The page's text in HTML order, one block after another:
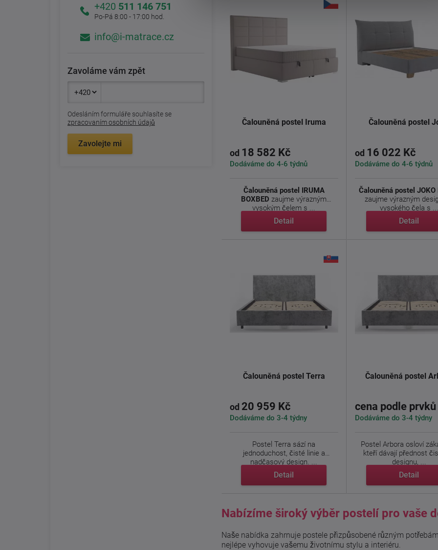
+420 511 146 751
Po-Pá 8:00 - 17:00 hod.
info@i-matrace.cz
Zavoláme vám zpět
Odesláním formuláře souhlasíte se
zpracovaním osobních údajů
Zavolejte mi
Čalouněná postel Iruma
od 18 582 Kč
Dodáváme do 4-6 týdnů
Čalouněná postel IRUMA
BOXBED zaujme výrazným
vysokým čelem s ...
Detail
Čalouněná postel
od 16 022 Kč
Dodáváme do 4-6 týdnů
Čalouněná postel JOKO
zaujme výrazným
vysokého čela s ...
Detail
Čalouněná postel Terra
od 20 959 Kč
Dodáváme do 3-4 týdny
Postel Terra sází na
jednoduchost, čisté linie a
nadčasový design. ...
Detail
Čalouněná postel
cena podle prvků
Dodáváme do 3-4 týdny
Postel Arbora osloví
kteří dávají přednost
designu, ...
Detail
Nabízíme široký výběr postelí pro vaše
Naše nabídka zahrnuje postele přizpůsobené různým
nejlépe vyhovuje vašemu životnímu stylu a interiéru.